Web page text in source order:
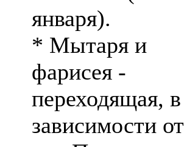
января).
* Мытаря и
фарисея -
переходящая, в
зависимости от